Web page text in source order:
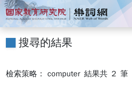
跳到主要內容
:::
國家教育研究院 樂
搜尋的結果
檢索策略： computer 結果共 2 筆